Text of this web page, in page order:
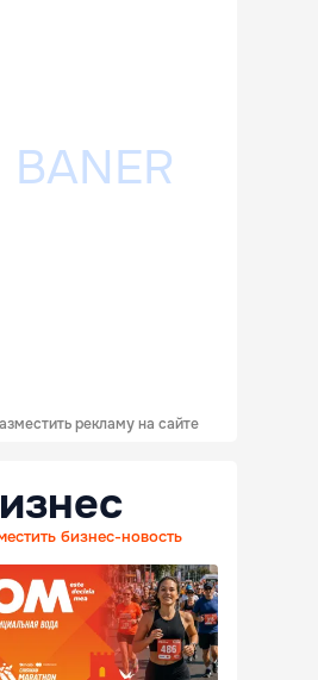
рекламу на сайте
бизнес-новость